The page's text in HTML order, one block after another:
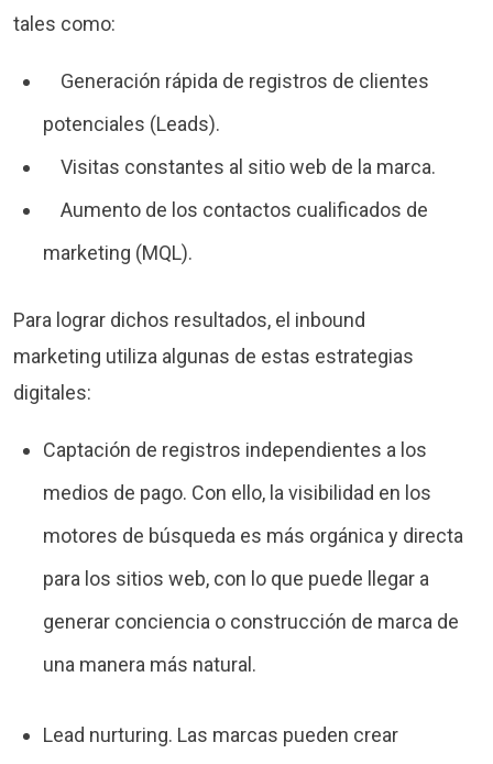
tales como:
Generación rápida de registros de clientes
potenciales (Leads).
Visitas constantes al sitio web de la marca.
Aumento de los contactos cualificados de
marketing (MQL).
Para lograr dichos resultados, el inbound
marketing utiliza algunas de estas estrategias
digitales:
Captación de registros independientes a los
medios de pago. Con ello, la visibilidad en los
motores de búsqueda es más orgánica y directa
para los sitios web, con lo que puede llegar a
generar conciencia o construcción de marca de
una manera más natural.
Lead nurturing. Las marcas pueden crear